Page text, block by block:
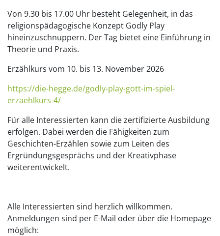
Von 9.30 bis 17.00 Uhr besteht Gelegenheit, in das
religionspädagogische Konzept Godly Play
hineinzuschnuppern. Der Tag bietet eine Einführung in
Theorie und Praxis.
Erzählkurs vom 10. bis 13. November 2026
https://die-hegge.de/godly-play-gott-im-spiel-
erzaehlkurs-4/
Für alle Interessierten kann die zertifizierte Ausbildung
erfolgen. Dabei werden die Fähigkeiten zum
Geschichten-Erzählen sowie zum Leiten des
Ergründungsgesprächs und der Kreativphase
weiterentwickelt.
Alle Interessierten sind herzlich willkommen.
Anmeldungen sind per E-Mail oder über die Homepage
möglich: